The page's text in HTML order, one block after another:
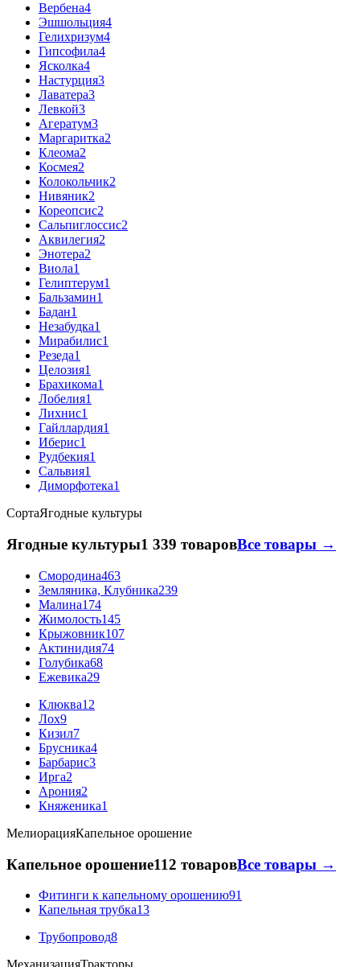
Вербена4
Эшшольция4
Гелихризум4
Гипсофила4
Ясколка4
Настурция3
Лаватера3
Левкой3
Агератум3
Маргаритка2
Клеома2
Космея2
Колокольчик2
Нивяник2
Кореопсис2
Сальпиглоссис2
Аквилегия2
Энотера2
Виола1
Гелиптерум1
Бальзамин1
Бадан1
Незабудка1
Мирабилис1
Резеда1
Целозия1
Брахикома1
Лобелия1
Лихнис1
Гайллардия1
Иберис1
Рудбекия1
Сальвия1
Диморфотека1
СортаЯгодные культуры
Ягодные культуры1 339 товаровВсе товары →
Смородина463
Земляника, Клубника239
Малина174
Жимолость145
Крыжовник107
Актинидия74
Голубика68
Ежевика29
Клюква12
Лох9
Кизил7
Брусника4
Барбарис3
Ирга2
Арония2
Княженика1
МелиорацияКапельное орошение
Капельное орошение112 товаровВсе товары →
Фитинги к капельному орошению91
Капельная трубка13
Трубопровод8